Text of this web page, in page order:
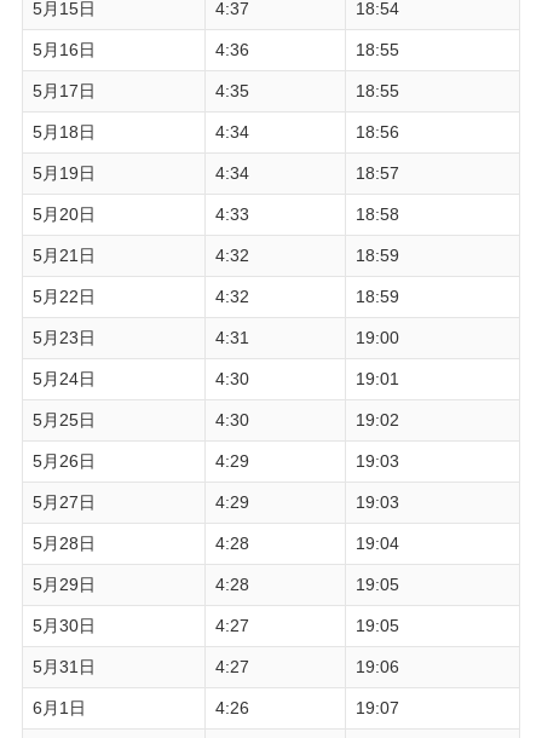
5月15日 4:37 18:54
5月16日 4:36 18:55
5月17日 4:35 18:55
5月18日 4:34 18:56
5月19日 4:34 18:57
5月20日 4:33 18:58
5月21日 4:32 18:59
5月22日 4:32 18:59
5月23日 4:31 19:00
5月24日 4:30 19:01
5月25日 4:30 19:02
5月26日 4:29 19:03
5月27日 4:29 19:03
5月28日 4:28 19:04
5月29日 4:28 19:05
5月30日 4:27 19:05
5月31日 4:27 19:06
6月1日 4:26 19:07